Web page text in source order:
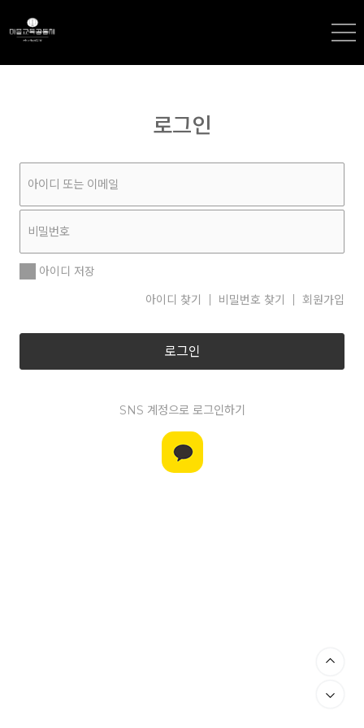
로그인
아이디 저장
아이디 찾기
비밀번호 찾기 회원가입
로그인
SNS 계정으로 로그인하기